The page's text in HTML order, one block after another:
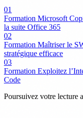
01
Formation Microsoft
la suite Office 365
02
Formation Maîtriser le
stratégique efficace
03
Formation Exploitez
Code
Poursuivez votre lecture